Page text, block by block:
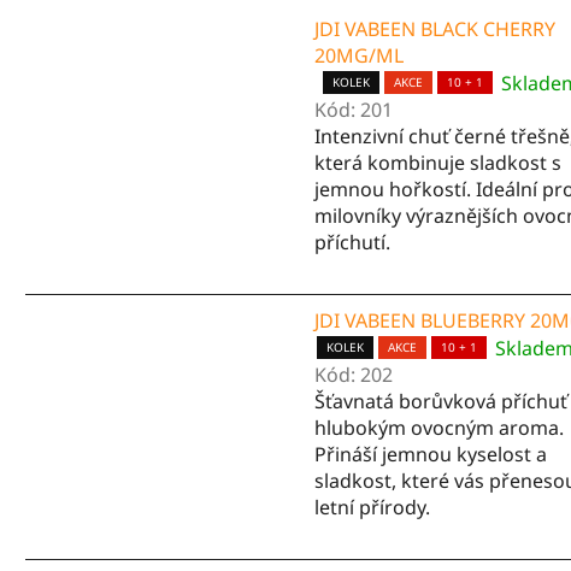
u
JDI VABEEN BLACK CHERRY
20MG/ML
Průměrné
hodnocení
produktu
je
5,0
z
5
KOLEK AKCE 10 + 1
Kód: 201
Intenzivní chuť černé
která kombinuje sladkost s
jemnou hořkostí. Ideální
milovníky výraznějších
příchutí.
JDI VABEEN BLUEBERRY
KOLEK AKCE 10 + 1
Skladem
Kód: 202
Šťavnatá borůvková příchuť
hlubokým ovocným aroma.
Přináší jemnou kyselost a
sladkost, které vás
letní přírody.